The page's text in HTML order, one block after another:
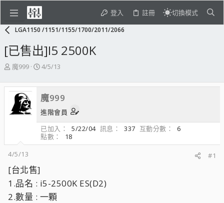
登入 註冊 切換模式
LGA1150 /1151/1155/1700/2011/2066
[已售出]I5 2500K
主
發
起
人
魔999
開
日
期
4/5/13
魔999
進階會員
已加入
5/22/04 訊息 337 互動分數
6
點數
18
4/5/13
#1
[台北售]
1.品名 : i5-2500K ES(D2)
2.數量 : 一顆